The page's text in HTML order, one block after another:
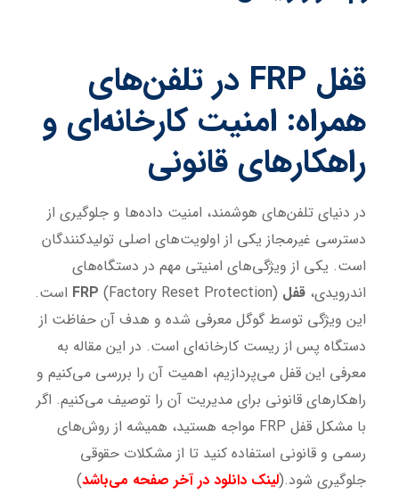
قفل
در تلفن‌های
همراه: امنیت کارخانه‌ای و
راهکارهای قانونی
در دنیای تلفن‌های هوشمند، امنیت داده‌ها و جلوگیری از
دسترسی غیرمجاز یکی از اولویت‌های اصلی تولیدکنندگان
است. یکی از ویژگی‌های امنیتی مهم در دستگاه‌های
اندرویدی،قفل
(Factory Reset Protection) است.
این ویژگی توسط گوگل معرفی شده و هدف آن حفاظت از
دستگاه پس از ریست کارخانه‌ای است. در این مقاله به
معرفی این قفل می‌پردازیم، اهمیت آن را بررسی می‌کنیم و
راهکارهای قانونی برای مدیریت آن را توصیف می‌کنیم. اگر
با مشکل قفل FRP مواجه هستید، همیشه از روش‌های
رسمی و قانونی استفاده کنید تا از مشکلات حقوقی
جلوگیری شود.(لینک دانلود در آخر صفحه می‌باشد)